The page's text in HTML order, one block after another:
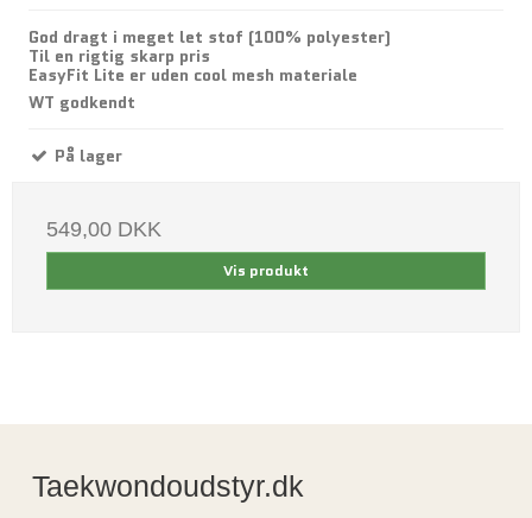
God dragt i meget let stof (100% polyester)
Til en rigtig skarp pris
EasyFit Lite er uden cool mesh materiale
WT godkendt
På lager
549,00 DKK
Vis produkt
Taekwondoudstyr.dk